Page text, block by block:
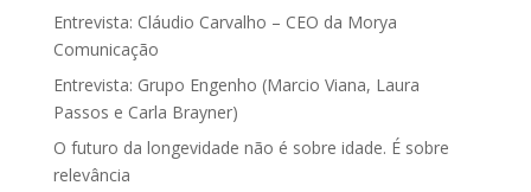
Entrevista: Cláudio Carvalho – CEO da Morya
Comunicação
Entrevista: Grupo Engenho (Marcio Viana, Laura
Passos e Carla Brayner)
O futuro da longevidade não é sobre idade. É sobre
relevância